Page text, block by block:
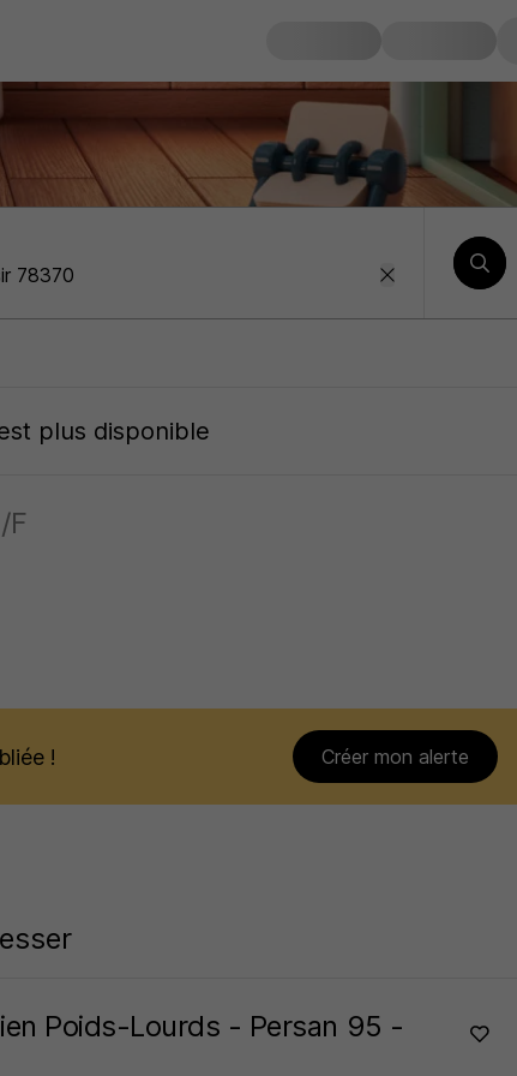
plus disponible
F
! Créer mon alerte
Poids-Lourds - Persan 95 -